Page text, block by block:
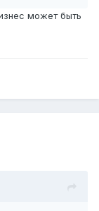
может быть